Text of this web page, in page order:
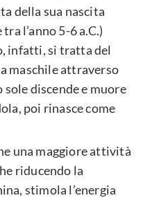
della sua nascita
l’anno 5-6 a.C.)
infatti, si tratta del
maschile attraverso
discende e muore
poi rinasce come
una maggiore attività
riducendo la
stimola l’energia